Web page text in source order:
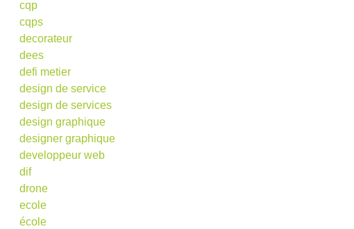
cqp
cqps
decorateur
dees
defi metier
design de service
design de services
design graphique
designer graphique
developpeur web
dif
drone
ecole
école